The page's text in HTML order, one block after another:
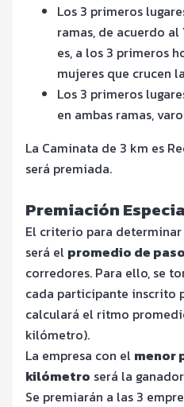
Los 3 primeros
ramas, de acuerdo al
es, a los 3 primeros
mujeres que crucen
Los 3 primeros
en ambas ramas,
La Caminata de 3 km es
será premiada.
Premiación
El criterio para
será el promedio de
corredores. Para ello, se
cada participante inscrito
calculará el ritmo
kilómetro).
La empresa con el menor
kilómetro será la
Se premiarán a las 3